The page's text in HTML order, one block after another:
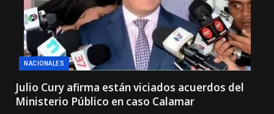
NACIONALES
Julio Cury afirma están viciados acuerdos del
Ministerio Público en caso Calamar